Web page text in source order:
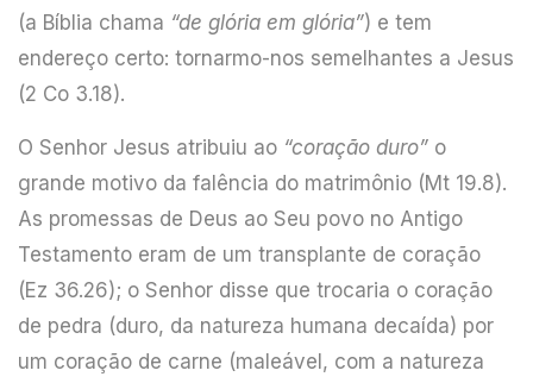
(a Bíblia chama “de glória em glória”) e tem
endereço certo: tornarmo-nos semelhantes a Jesus
(2 Co 3.18).
O Senhor Jesus atribuiu ao “coração duro” o
grande motivo da falência do matrimônio (Mt 19.8).
As promessas de Deus ao Seu povo no Antigo
Testamento eram de um transplante de coração
(Ez 36.26); o Senhor disse que trocaria o coração
de pedra (duro, da natureza humana decaída) por
um coração de carne (maleável, com a natureza